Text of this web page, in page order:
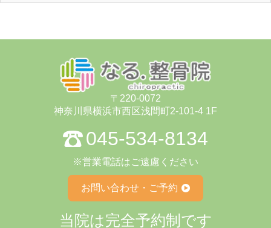
〒220-0072
神奈川県横浜市⻄区浅間町2-101-4 1F
045-534-8134
※営業電話はご遠慮ください
お問い合わせ・ご予約
当院は完全予約制です